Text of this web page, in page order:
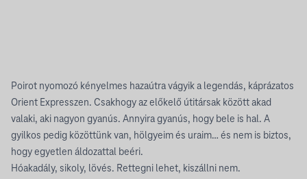
Poirot nyomozó kényelmes hazaútra vágyik a legendás, káprázatos
Orient Expresszen. Csakhogy az előkelő útitársak között akad
valaki, aki nagyon gyanús. Annyira gyanús, hogy bele is hal. A
gyilkos pedig közöttünk van, hölgyeim és uraim… és nem is biztos,
hogy egyetlen áldozattal beéri.
Hóakadály, sikoly, lövés. Rettegni lehet, kiszállni nem.